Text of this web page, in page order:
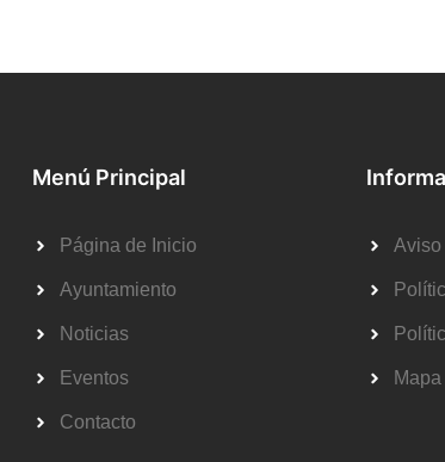
Menú Principal
Página de Inicio
Ayuntamiento
Noticias
Eventos
Contacto
Aviso